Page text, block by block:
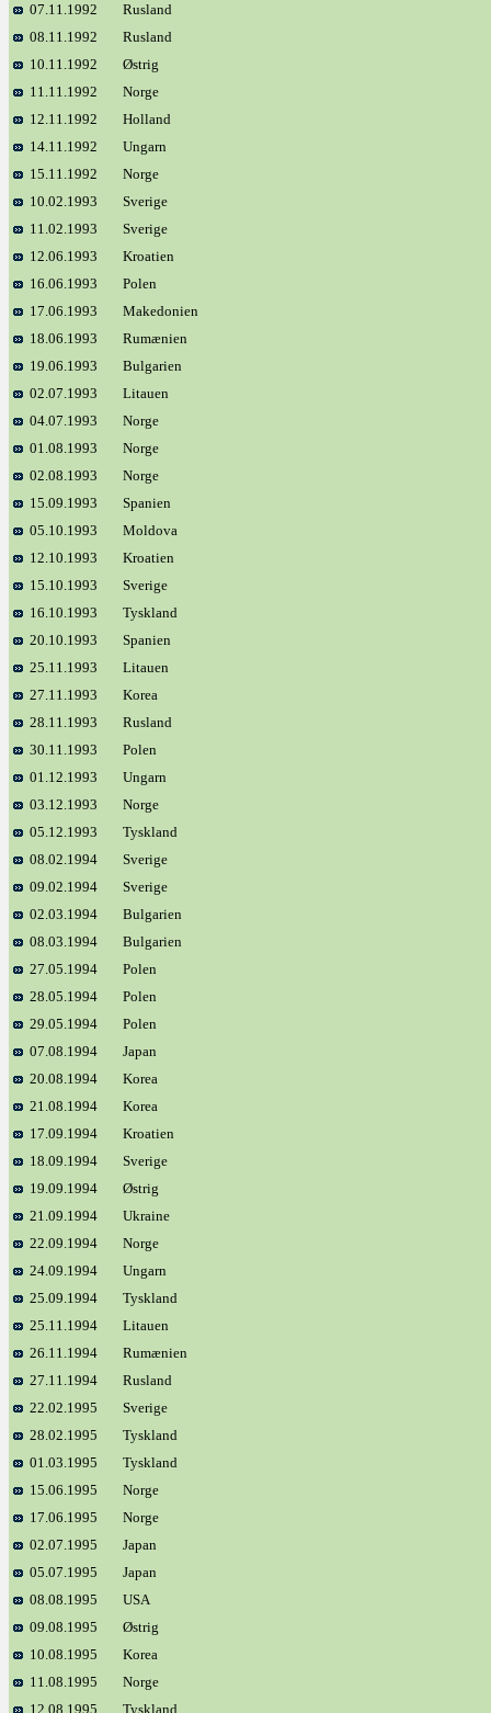
07.11.1992
Rusland
08.11.1992
Rusland
10.11.1992
Østrig
11.11.1992
Norge
12.11.1992
Holland
14.11.1992
Ungarn
15.11.1992
Norge
10.02.1993
Sverige
11.02.1993
Sverige
12.06.1993
Kroatien
16.06.1993
Polen
17.06.1993
Makedonien
18.06.1993
Rumænien
19.06.1993
Bulgarien
02.07.1993
Litauen
04.07.1993
Norge
01.08.1993
Norge
02.08.1993
Norge
15.09.1993
Spanien
05.10.1993
Moldova
12.10.1993
Kroatien
15.10.1993
Sverige
16.10.1993
Tyskland
20.10.1993
Spanien
25.11.1993
Litauen
27.11.1993
Korea
28.11.1993
Rusland
30.11.1993
Polen
01.12.1993
Ungarn
03.12.1993
Norge
05.12.1993
Tyskland
08.02.1994
Sverige
09.02.1994
Sverige
02.03.1994
Bulgarien
08.03.1994
Bulgarien
27.05.1994
Polen
28.05.1994
Polen
29.05.1994
Polen
07.08.1994
Japan
20.08.1994
Korea
21.08.1994
Korea
17.09.1994
Kroatien
18.09.1994
Sverige
19.09.1994
Østrig
21.09.1994
Ukraine
22.09.1994
Norge
24.09.1994
Ungarn
25.09.1994
Tyskland
25.11.1994
Litauen
26.11.1994
Rumænien
27.11.1994
Rusland
22.02.1995
Sverige
28.02.1995
Tyskland
01.03.1995
Tyskland
15.06.1995
Norge
17.06.1995
Norge
02.07.1995
Japan
05.07.1995
Japan
08.08.1995
USA
09.08.1995
Østrig
10.08.1995
Korea
11.08.1995
Norge
12.08.1995
Tyskland